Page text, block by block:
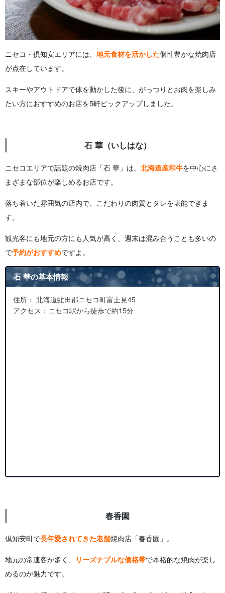
ニセコ・倶知安エリアには、 地元食材を活かした個性豊かな焼肉店
が点在しています。
スキーやアウトドアで体を動かした後に、がっつりとお肉を楽しみ
たい方におすすめのお店を5軒ピックアップしました。
石 華（いしはな）
ニセコエリアで話題の焼肉店「石 華」は、 北海道産和牛を中心にさ
まざまな部位が楽しめるお店です。
落ち着いた雰囲気の店内で、こだわりの肉質とタレを堪能できま
す。
観光客にも地元の方にも人気が高く、週末は混み合うことも多いの
で予約がおすすめですよ。
石 華の基本情報
住所： 北海道虻田郡ニセコ町富士見45
アクセス：ニセコ駅から徒歩で約15分
春香園
倶知安町で長年愛されてきた老舗焼肉店「春香園」。
地元の常連客が多く、 リーズナブルな価格帯で本格的な焼肉が楽し
めるのが魅力です。